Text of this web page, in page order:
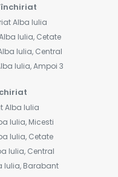
Alba Iulia
Iulia, Cetate
Iulia, Central
Iulia, Ampoi 3
Alba Iulia
Iulia, Micesti
Iulia, Cetate
Iulia, Central
Iulia, Barabant